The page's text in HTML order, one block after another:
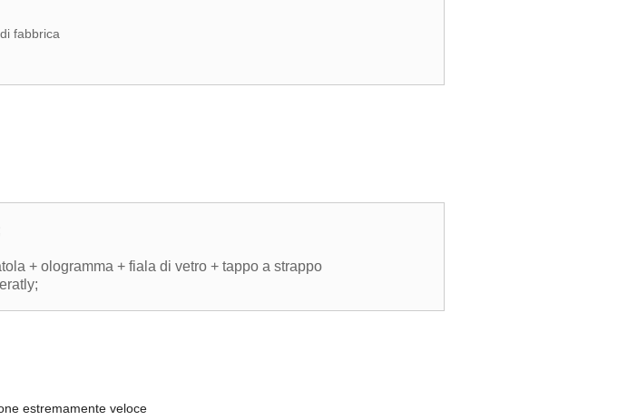
fabbrica
+ ologramma + fiala di vetro + tappo a strappo
estremamente veloce